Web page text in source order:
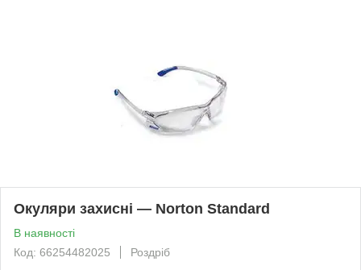
Окуляри захисні — Norton Standard
В наявності
Код: 66254482025
Роздріб